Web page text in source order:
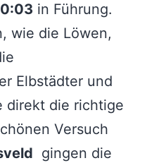
in Führung.
wie die Löwen,
Elbstädter und
direkt die richtige
Versuch
gingen die